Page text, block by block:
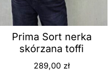
Prima Sort nerka
skórzana toffi
289,00 zł